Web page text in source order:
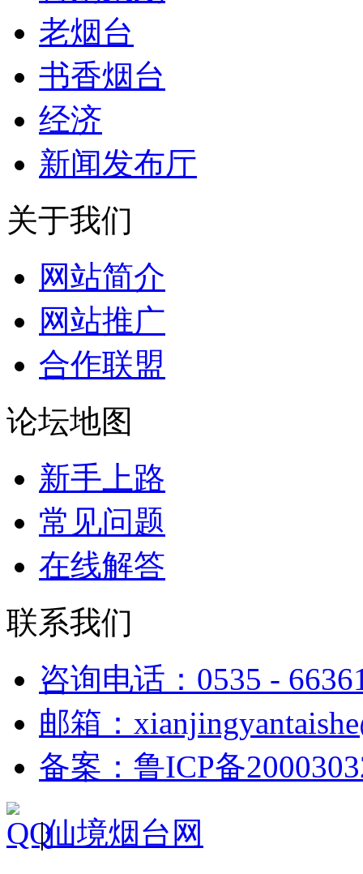
老烟台
书香烟台
经济
新闻发布厅
关于我们
网站简介
网站推广
合作联盟
论坛地图
新手上路
常见问题
在线解答
联系我们
咨询电话：0535 -
邮箱：
备案：鲁ICP备
|仙境烟台网